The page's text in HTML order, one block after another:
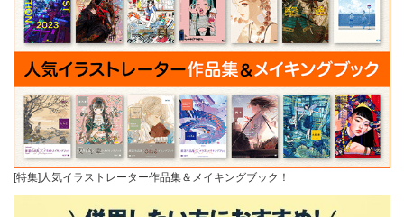
[特集]人気イラストレーター作品集＆メイキングブック！